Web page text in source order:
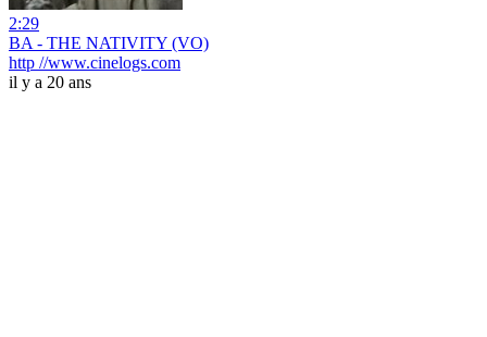
2:29
BA - THE NATIVITY (VO)
http //www.cinelogs.com
il y a 20 ans